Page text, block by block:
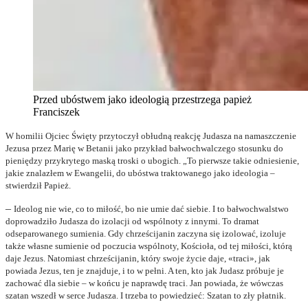
Przed ubóstwem jako ideologią przestrzega papież
Franciszek
W homilii Ojciec Święty przytoczył obłudną reakcję Judasza na namaszczenie
Jezusa przez Marię w Betanii jako przykład bałwochwalczego stosunku do
pieniędzy przykrytego maską troski o ubogich. „To pierwsze takie odniesienie,
jakie znalazłem w Ewangelii, do ubóstwa traktowanego jako ideologia –
stwierdził Papież.
– Ideolog nie wie, co to miłość, bo nie umie dać siebie. I to bałwochwalstwo
doprowadziło Judasza do izolacji od wspólnoty z innymi. To dramat
odseparowanego sumienia. Gdy chrześcijanin zaczyna się izolować, izoluje
także własne sumienie od poczucia wspólnoty, Kościoła, od tej miłości, którą
daje Jezus. Natomiast chrześcijanin, który swoje życie daje, «traci», jak
powiada Jezus, ten je znajduje, i to w pełni. A ten, kto jak Judasz próbuje je
zachować dla siebie – w końcu je naprawdę traci. Jan powiada, że wówczas
szatan wszedł w serce Judasza. I trzeba to powiedzieć: Szatan to zły płatnik.